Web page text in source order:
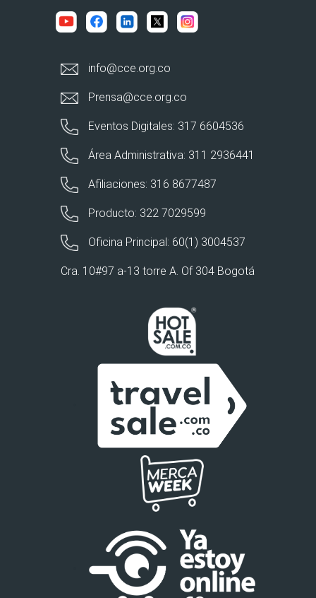
info@cce.org.co
Prensa@cce.org.co
Eventos Digitales: 317 6604536
Área Administrativa: 311 2936441
Afiliaciones: 316 8677487
Producto: 322 7029599
Oficina Principal: 60(1) 3004537
Cra. 10#97 a-13 torre A. Of 304 Bogotá